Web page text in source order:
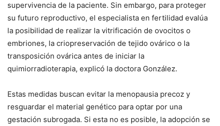
supervivencia de la paciente. Sin embargo, para proteger
su futuro reproductivo, el especialista en fertilidad evalúa
la posibilidad de realizar la vitrificación de ovocitos o
embriones, la criopreservación de tejido ovárico o la
transposición ovárica antes de iniciar la
quimiorradioterapia, explicó la doctora González.
Estas medidas buscan evitar la menopausia precoz y
resguardar el material genético para optar por una
gestación subrogada. Si esta no es posible, la adopción se